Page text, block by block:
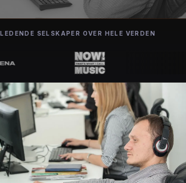
SELSKAPER OVER HELE VERDEN